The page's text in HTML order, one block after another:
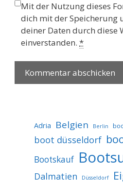
Mit der Nutzung dieses
dich mit der Speicherung
deiner Daten durch diese
einverstanden. *
Adria Belgien Berlin
boot düsseldorf
Bootskauf
Dalmatien Düsseldorf